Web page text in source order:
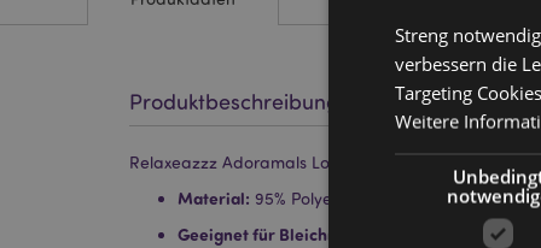
Produktbeschreibung
Relaxeazzz Adoramals Lola the Cat Katze Plüsch
Material: 95% Polyester und 5% Spandex
Geeignet für Bleichmittel:
Streng
verbessern die
Targeting
Weitere